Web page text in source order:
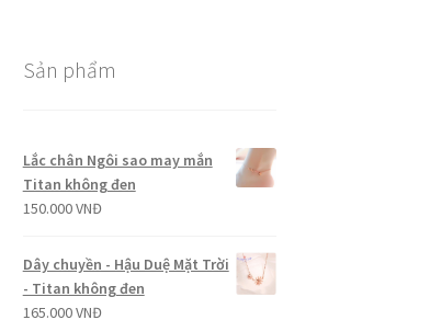
Sản phẩm
Lắc chân Ngôi sao may mắn
Titan không đen
150.000VNĐ
Dây chuyền - Hậu Duệ Mặt Trời
- Titan không đen
165.000VNĐ